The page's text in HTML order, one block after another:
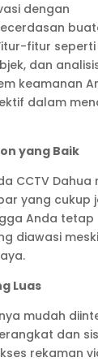
dengan
fitur
dan
keamanan
dalam
yang Baik
CCTV Dahua
yang cukup
Anda
diawasi
Luas
mudah
dan
rekaman